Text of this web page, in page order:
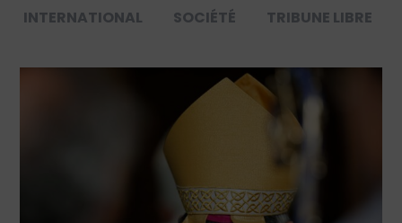
INTERNATIONAL
SOCIÉTÉ TRIBUNE LIBRE